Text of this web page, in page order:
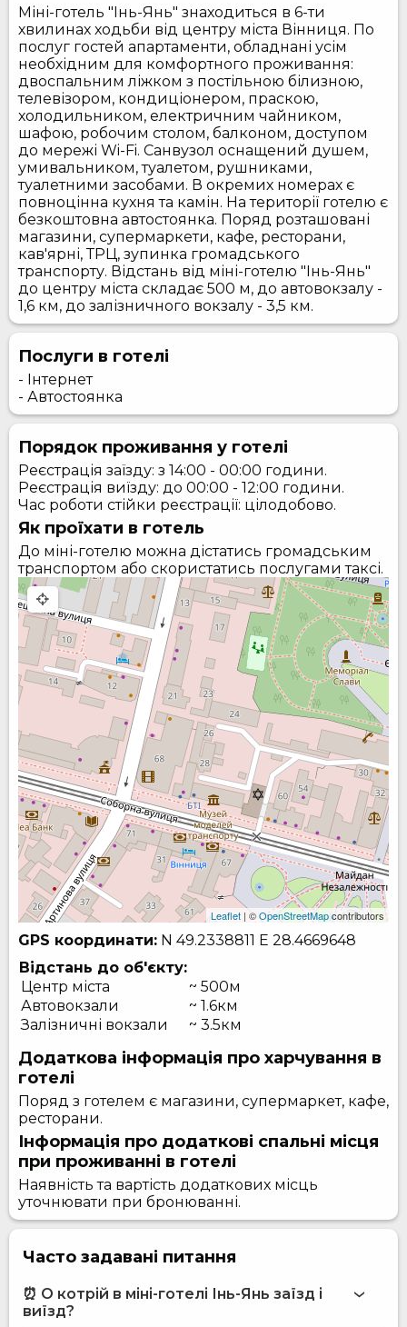
Міні-готель "Інь-Янь" знаходиться в 6-ти
хвилинах ходьби від центру міста Вінниця. По
послуг гостей апартаменти, обладнані усім
необхідним для комфортного проживання:
двоспальним ліжком з постільною білизною,
телевізором, кондиціонером, праскою,
холодильником, електричним чайником,
шафою, робочим столом, балконом, доступом
до мережі Wi-Fi. Санвузол оснащений душем,
умивальником, туалетом, рушниками,
туалетними засобами. В окремих номерах є
повноцінна кухня та камін. На території готелю є
безкоштовна автостоянка. Поряд розташовані
магазини, супермаркети, кафе, ресторани,
кав'ярні, ТРЦ, зупинка громадського
транспорту. Відстань від міні-готелю "Інь-Янь"
до центру міста складає 500 м, до автовокзалу -
1,6 км, до залізничного вокзалу - 3,5 км.
Послуги в готелі
- Інтернет
- Автостоянка
Порядок проживання у готелі
Реєстрація заїзду: з 14:00 - 00:00 години.
Реєстрація виїзду: до 00:00 - 12:00 години.
Час роботи стійки реєстрації: цілодобово.
Як проїхати в готель
До міні-готелю можна дістатись громадським
транспортом або скористатись послугами таксі.
Leaflet | ©OpenStreetMapcontributors
GPS координати: N 49.2338811 E 28.4669648
Відстань до об'єкту:
Центр міста
~ 500м
Автовокзали
~ 1.6км
Залізничні вокзали
~ 3.5км
Додаткова інформація про харчування в
готелі
Поряд з готелем є магазини, супермаркет, кафе,
ресторани.
Інформація про додаткові спальні місця
при проживанні в готелі
Наявність та вартість додаткових місць
уточнювати при бронюванні.
Часто задавані питання
⏰ О котрій в міні-готелі Інь-Янь заїзд і
виїзд?